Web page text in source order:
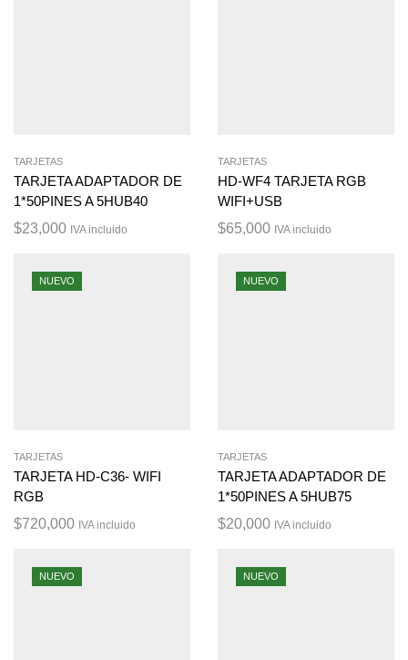
TARJETAS
TARJETA ADAPTADOR DE
1*50PINES A 5HUB40
$23,000 IVA incluido
TARJETAS
HD-WF4 TARJETA RGB
WIFI+USB
$65,000 IVA incluido
NUEVO
TARJETAS
TARJETA HD-C36- WIFI
RGB
$720,000 IVA incluido
NUEVO
TARJETAS
TARJETA ADAPTADOR DE
1*50PINES A 5HUB75
$20,000 IVA incluido
NUEVO NUEVO